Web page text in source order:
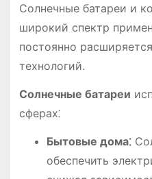
Солнечные батареи и
широкий спектр
постоянно
технологий.
Солнечные батареи
сферах⁚
Бытовые дома⁚
обеспечить